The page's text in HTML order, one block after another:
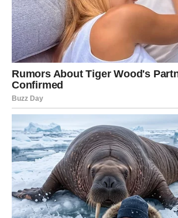
zdrava ishrana koja
je oslobođena brze hrane.
višnje i slično.
Za pripremu napitka potrebno je:
– dvanaest česama domaćeg bijelog luka
– pola litra crnog vina